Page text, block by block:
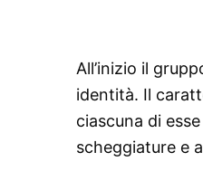
All’inizio il
identità. Il
ciascuna di
scheggiature e